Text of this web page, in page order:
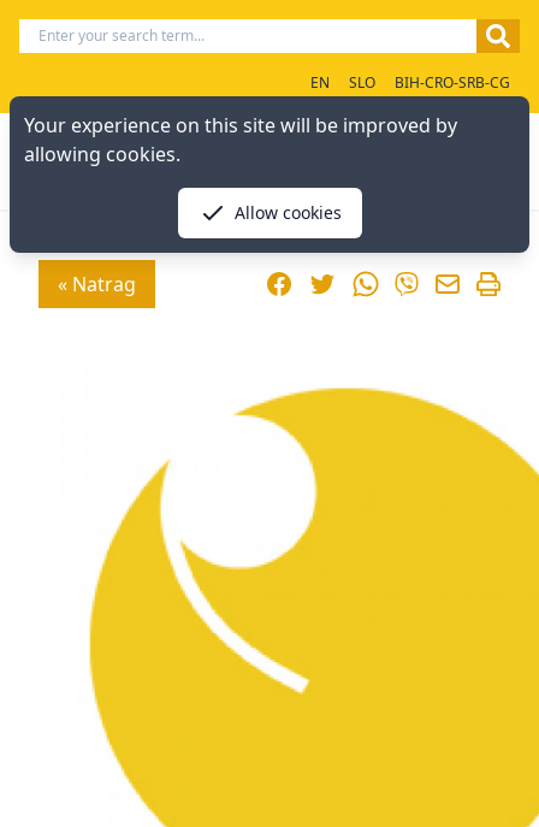
EN SLO BIH-CRO-SRB-CG
« Natrag FacebookTwitterWhatsApp
Viber
Your experience on this site will be improved by
allowing cookies.
Allow cookies